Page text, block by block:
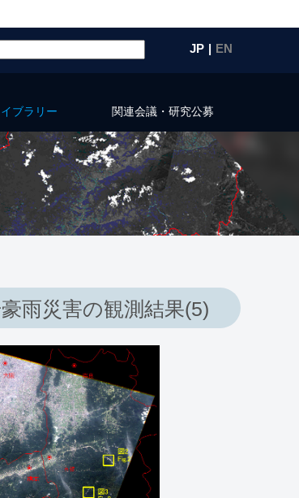
JP | EN
ブラリー 関連会議・研究公募
雨災害の観測結果(5)